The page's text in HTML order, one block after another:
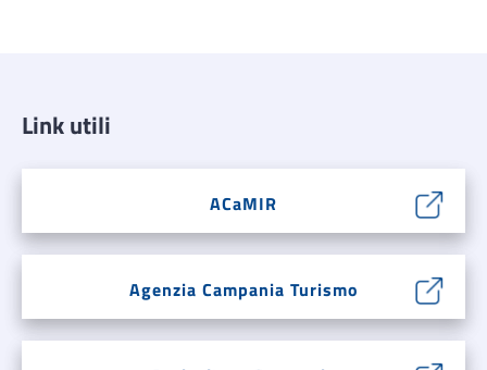
Link utili
ACaMIR
Agenzia Campania Turismo